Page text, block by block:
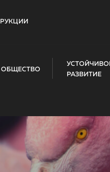
ОБЩЕСТВО
РАЗВИТИЕ